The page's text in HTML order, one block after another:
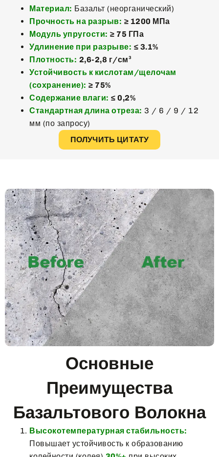
Материал: Базальт (неорганический)
Прочность на разрыв: ≥ 1200 МПа
Модуль упругости: ≥ 75 ГПа
Удлинение при разрыве: ≤ 3.1%
Плотность: 2,6-2,8 г/см³
Устойчивость к кислотам/щелочам
(сохранение): ≥ 75%
Содержание влаги: ≤ 0,2%
Стандартная длина отреза: 3 / 6 / 9 / 12
мм (по запросу)
ПОЛУЧИТЬ ЦИТАТУ
Основные
Преимущества
Базальтового Волокна
Высокотемпературная стабильность:
Повышает устойчивость к образованию